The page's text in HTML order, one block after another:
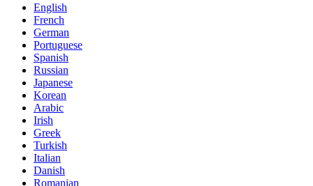
English
French
German
Portuguese
Spanish
Russian
Japanese
Korean
Arabic
Irish
Greek
Turkish
Italian
Danish
Romanian